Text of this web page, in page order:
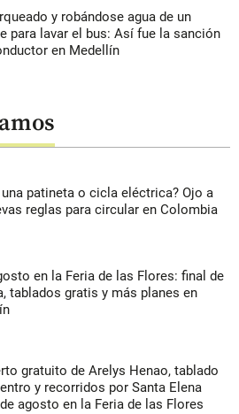
y robándose agua de un
para lavar el bus: Así fue la sanción
en Medellín
una patineta o cicla eléctrica? Ojo a
reglas para circular en Colombia
en la Feria de las Flores: final de
tablados gratis y más planes en
gratuito de Arelys Henao, tablado
y recorridos por Santa Elena
agosto en la Feria de las Flores